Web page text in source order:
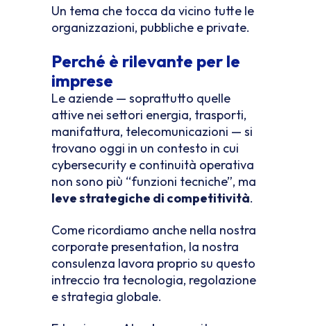
Un tema che tocca da vicino tutte le
organizzazioni, pubbliche e private.
Perché è rilevante per le
imprese
Le aziende — soprattutto quelle
attive nei settori energia, trasporti,
manifattura, telecomunicazioni — si
trovano oggi in un contesto in cui
cybersecurity e continuità operativa
non sono più “funzioni tecniche”, ma
leve strategiche di competitività.
Come ricordiamo anche nella nostra
corporate presentation, la nostra
consulenza lavora proprio su questo
intreccio tra tecnologia, regolazione
e strategia globale.